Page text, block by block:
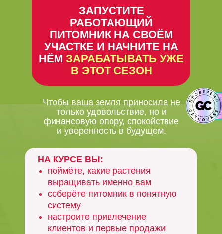
Чтобы ваша земля приносила не
только удовольствие, но и
финансовую опору, спокойствие
и уверенность в будущем.
ЗАПУСТИТЕ
РАБОТАЮЩИЙ
ПИТОМНИК НА СВОЁМ
УЧАСТКЕ И НАЧНИТЕ НА
НЁМ ЗАРАБАТЫВАТЬ УЖЕ
В ЭТОТ СЕЗОН
НА КУРСЕ ВЫ:
поймёте, какие растения
выращивать именно вам
соберёте питомник в понятную
систему
настроите привлечение
клиентов и первые продажи